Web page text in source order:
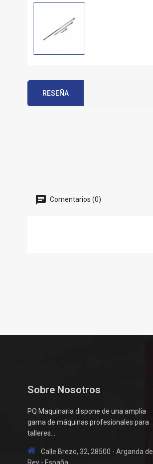
RESEÑA
Comentarios (0)
Sobre Nosotros
PQ Maquinaria dispone de una amplia
gama de máquinas profesionales para
talleres...
Calle Brezo, 32, 28500 - Arganda del